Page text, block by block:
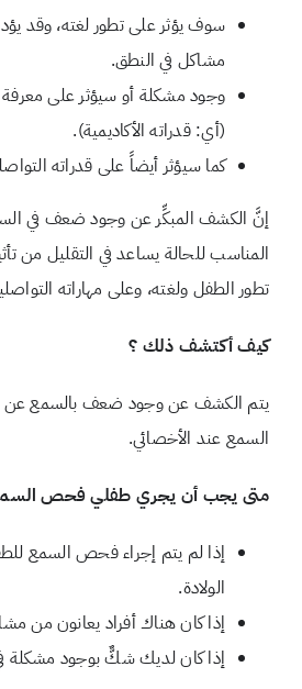
سوف يؤثر على تطور لغته، وقد
مشاكل في النطق.
وجود مشكلة أو سيؤثر على معرفة
(أي: قدراته الأكاديمية).
كما سيؤثر أيضاً على قدراته
إنَّ الكشف المبكِّر عن وجود ضعف في
المناسب للحالة يساعد في التقليل من
تطور الطفل ولغته، وعلى مهاراته
كيف أكتشف ذلك ؟
يتم الكشف عن وجود ضعف بالسمع
السمع عند الأخصائي.
متى يجب أن يجري طفلي فحص
إذا لم يتم إجراء فحص السمع
الولادة.
إذا كان هناك أفراد يعانون من
إذا كان لديك شكٌّ بوجود